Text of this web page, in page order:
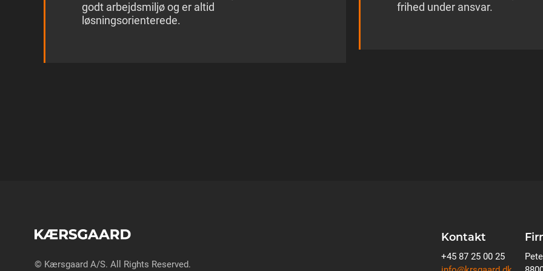
godt arbejdsmiljø og er altid
løsningsorienterede.
frihed under ansvar.
© Kærsgaard A/S. All Rights Reserved.
Kontakt
+45 87 25 00 25